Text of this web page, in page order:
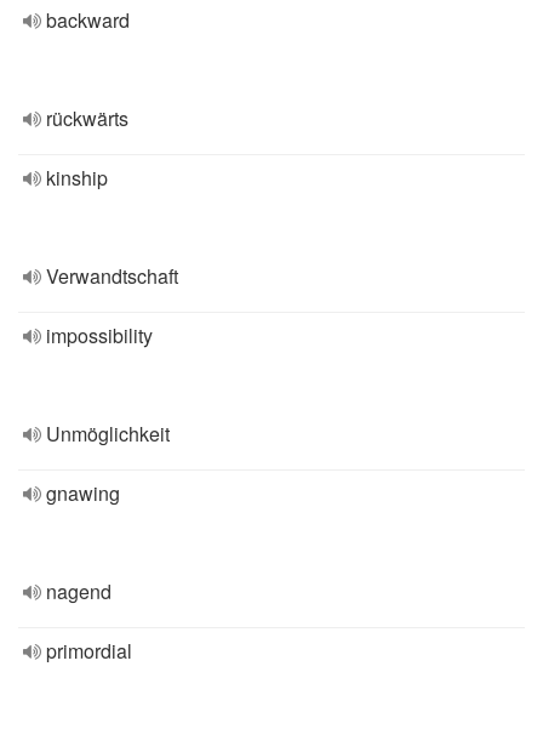
backward
rückwärts
kinship
Verwandtschaft
impossibility
Unmöglichkeit
gnawing
nagend
primordial